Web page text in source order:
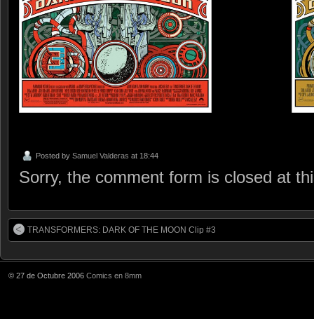
Posted by Samuel Valderas at 18:44
Sorry, the comment form is closed at
TRANSFORMERS: DARK OF THE MOON Clip #3
© 27 de Octubre 2006 Comics en 8mm